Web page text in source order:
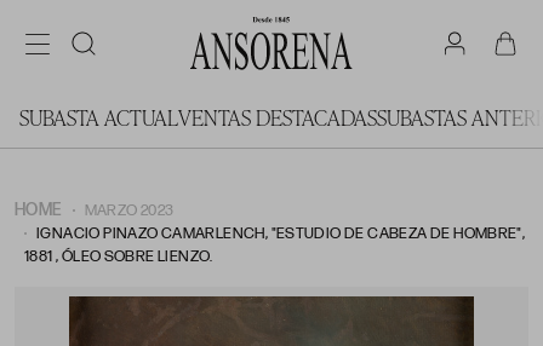
SUBASTA ACTUALVENTAS DESTACADASSUBASTAS
HOME
MARZO 2023
IGNACIO PINAZO CAMARLENCH, "ESTUDIO DE CABEZA DE HOMBRE",
1881 , ÓLEO SOBRE LIENZO.